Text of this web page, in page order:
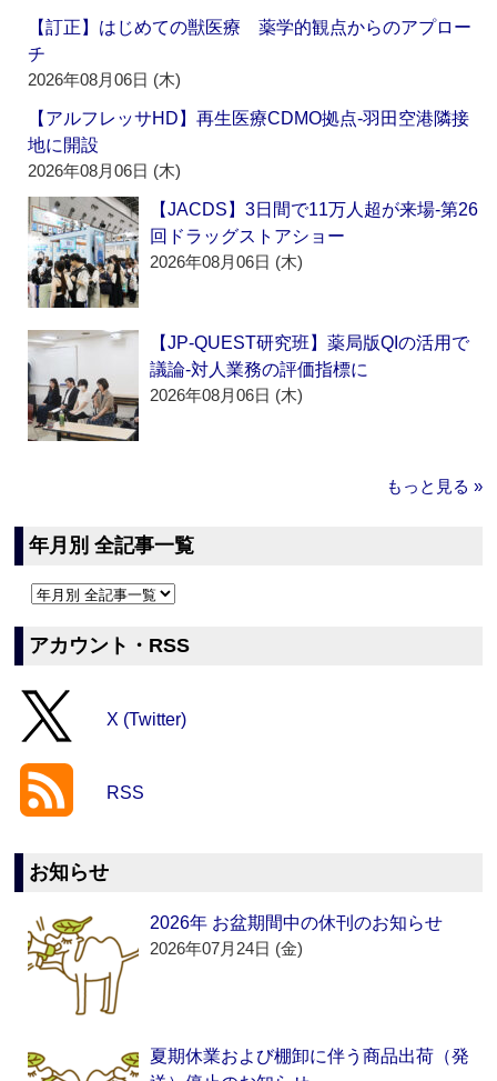
【訂正】はじめての獣医療 薬学的観点からのアプロー
チ
2026年08月06日 (木)
【アルフレッサHD】再生医療CDMO拠点‐羽田空港隣接
地に開設
2026年08月06日 (木)
【JACDS】3日間で11万人超が来場‐第26
回ドラッグストアショー
2026年08月06日 (木)
【JP-QUEST研究班】薬局版QIの活用で
議論‐対人業務の評価指標に
2026年08月06日 (木)
もっと見る »
年月別 全記事一覧
アカウント・RSS
X (Twitter)
RSS
お知らせ
2026年 お盆期間中の休刊のお知らせ
2026年07月24日 (金)
夏期休業および棚卸に伴う商品出荷（発